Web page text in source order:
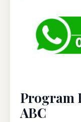
Program
ABC